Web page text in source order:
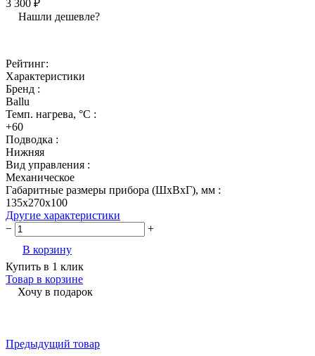
3 300 ₽
Нашли дешевле?
Рейтинг:
Характеристики
Бренд :
Ballu
Темп. нагрева, °С :
+60
Подводка :
Нижняя
Вид управления :
Механическое
Габаритные размеры прибора (ШхВхГ), мм :
135x270x100
Другие характеристики
−
+
В корзину
Купить в 1 клик
Товар в корзине
Хочу в подарок
Предыдущий товар